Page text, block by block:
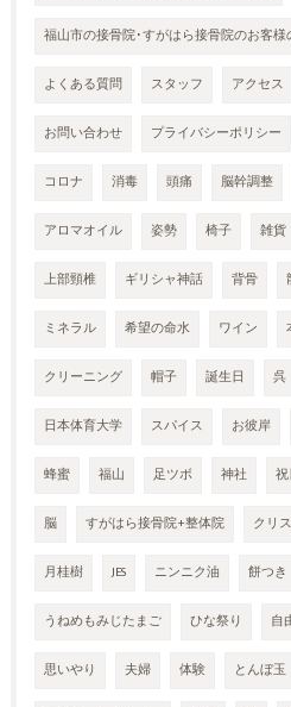
福山市の接骨院･すがはら接骨院のお客様
よくある質問 スタッフ アクセス
お問い合わせ プライバシーポリシー
コロナ 消毒 頭痛 脳幹調整
アロマオイル 姿勢 椅子 雑貨
上部頸椎 ギリシャ神話 背骨
ミネラル 希望の命水 ワイン
クリーニング 帽子 誕生日 呉
日本体育大学 スパイス お彼岸
蜂蜜 福山 足ツボ 神社 祝
脳 すがはら接骨院+整体院 クリ
月桂樹 JES ニンニク油 餅つき
うねめもみじたまご ひな祭り 自
思いやり 夫婦 体験 とんぼ玉